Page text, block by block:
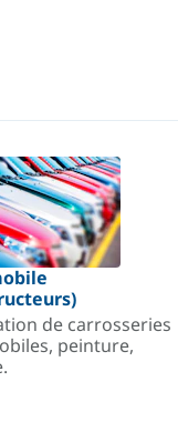
de carrosseries
peinture,